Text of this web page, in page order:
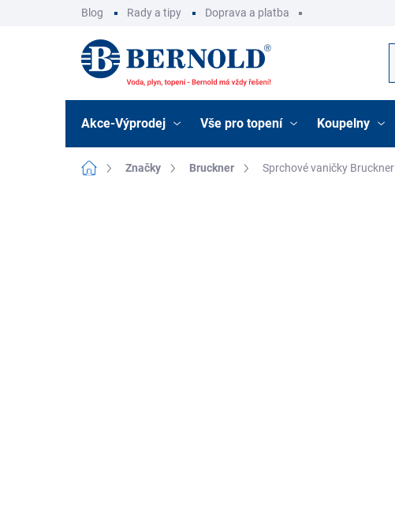
Blog Rady a tipy Doprava a platba
Akce-Výprodej Vše pro topení Koupelny
Domů Značky Bruckner Sprchové vaničky Bruckner